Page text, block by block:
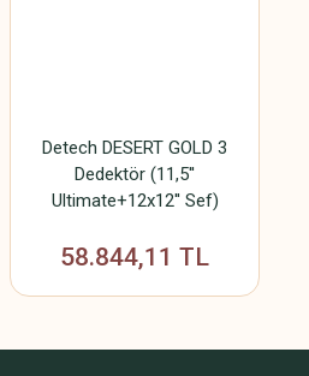
Detech DESERT GOLD 3
Dedektör (11,5''
Ultimate+12x12'' Sef)
58.844,11 TL